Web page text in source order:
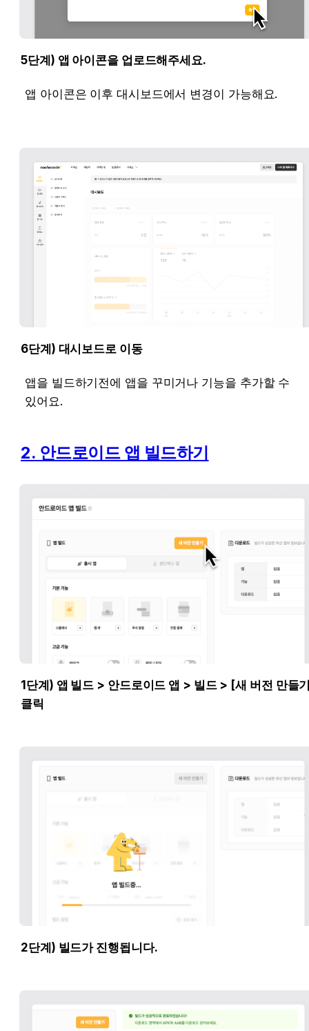
5단계) 앱 아이콘을 업로드해주세요.
앱 아이콘은 이후 대시보드에서 변경이 가능해요.
6단계) 대시보드로 이동
앱을 빌드하기전에 앱을 꾸미거나 기능을 추가할 수
있어요.
2. 안드로이드 앱 빌드하기
1단계) 앱 빌드 > 안드로이드 앱 > 빌드 > [새 버전 만들
클릭
2단계) 빌드가 진행됩니다.